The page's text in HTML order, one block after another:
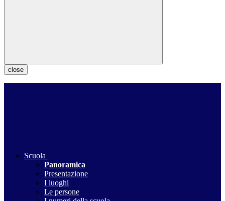
close
Scuola
Panoramica
Presentazione
I luoghi
Le persone